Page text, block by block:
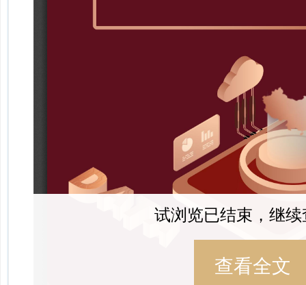
试浏览已结束，继续
查看全文